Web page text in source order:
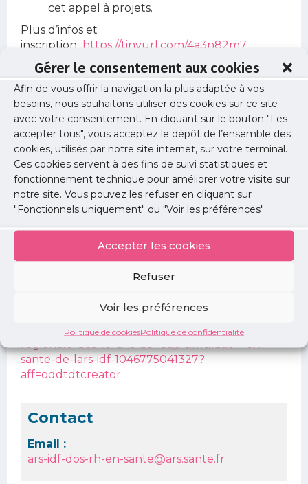
Gérer le consentement aux cookies
Afin de vous offrir la navigation la plus adaptée à vos
besoins, nous souhaitons utiliser des cookies sur ce site
avec votre consentement. En cliquant sur le bouton "Les
accepter tous", vous acceptez le dépôt de l’ensemble des
cookies, utilisés par notre site internet, sur votre terminal.
Ces cookies servent à des fins de suivi statistiques et
fonctionnement technique pour améliorer votre visite sur
notre site. Vous pouvez les refuser en cliquant sur
"Fonctionnels uniquement" ou "Voir les préférences"
Accepter les cookies
Refuser
Voir les préférences
Politique de cookiesPolitique de confidentialité
cet appel à projets.
Plus d’infos et
inscription https://tinyurl.com/4a3n82m7
Nous vous remercions de l’intérêt que vous
porterez à cette journée dédiée à la simulation
en santé.
Informations
Date :
mardi 05 novembre 2024
Horaire :
9h - 17h
Site Necker de l’Université de Paris au 160 Rue
Lien d'inscription :
https://www.eventbrite.fr/e/billets-journee-
regionale-des-10-ans-de-laap-simulation-en-
sante-de-lars-idf-1046775041327?
aff=oddtdtcreator
Contact
Email :
ars-idf-dos-rh-en-sante@ars.sante.fr